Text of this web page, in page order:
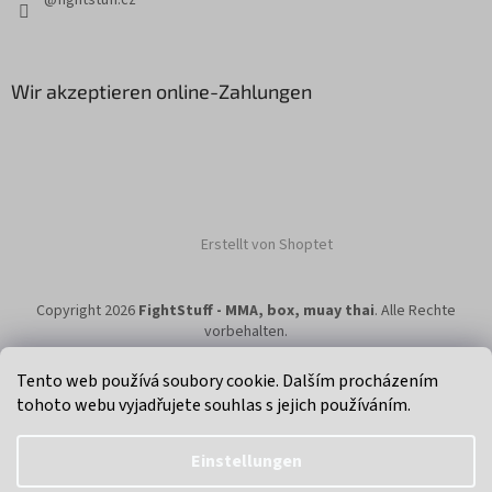
Tento web používá soubory cookie. Dalším procházením
tohoto webu vyjadřujete souhlas s jejich používáním.
Einstellungen
Wir akzeptieren online-Zahlungen
Erstellt von Shoptet
Copyright 2026 FightStuff - MMA, box, muay thai. Alle Rechte
vorbehalten.
Klikni na super eshop pro cyklisty a bikery.